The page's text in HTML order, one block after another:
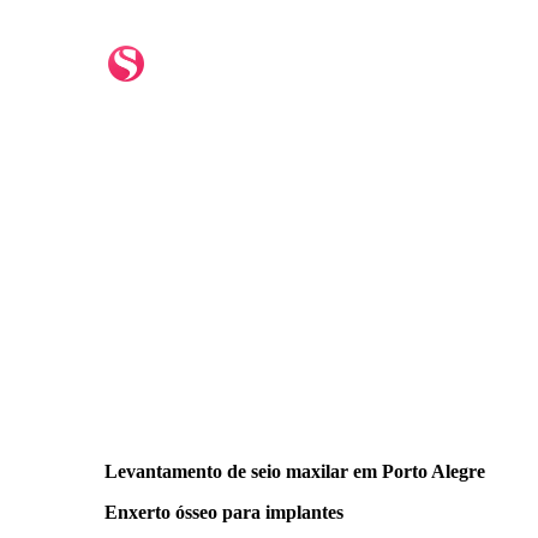
Levantamento de seio maxilar em Porto Alegre
Enxerto ósseo para implantes